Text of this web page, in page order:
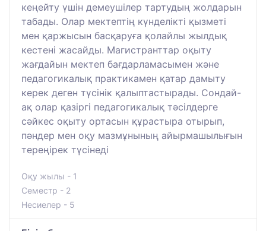
кеңейту үшін демеушілер тартудың жолдарын
табады. Олар мектептің күнделікті қызметі
мен қаржысын басқаруға қолайлы жылдық
кестені жасайды. Магистранттар оқыту
жағдайын мектеп бағдарламасымен және
педагогикалық практикамен қатар дамыту
керек деген түсінік қалыптастырады. Сондай-
ақ олар қазіргі педагогикалық тәсілдерге
сәйкес оқыту ортасын құрастыра отырып,
пәндер мен оқу мазмұнының айырмашылығын
тереңірек түсінеді
Оқу жылы - 1
Семестр - 2
Несиелер - 5